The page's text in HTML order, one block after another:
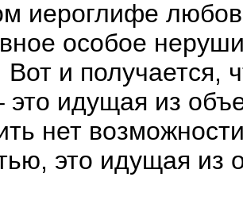
иероглифе
особое
Вот и получается,
идущая из
нет
это идущая из